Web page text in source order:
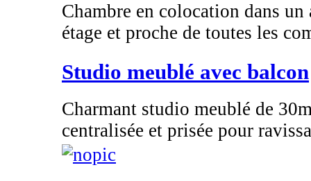
Chambre en colocation dans un
étage et proche de toutes les
Studio meublé avec balcon
Charmant studio meublé de
centralisée et prisée pour